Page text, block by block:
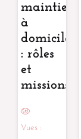
maintien
à
domicile
: rôles
et
missions
Vues :